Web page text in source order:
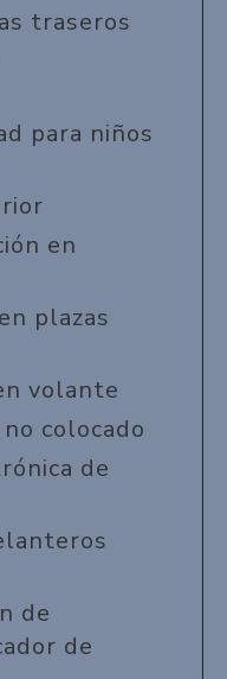
traseros
para niños
en
plazas
volante
colocado
de
de
de